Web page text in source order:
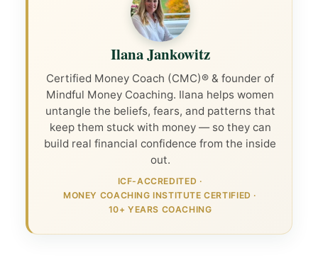
Ilana Jankowitz
Certified Money Coach (CMC)® & founder of
Mindful Money Coaching. Ilana helps women
untangle the beliefs, fears, and patterns that
keep them stuck with money — so they can
build real financial confidence from the inside
out.
ICF-ACCREDITED ·
MONEY COACHING INSTITUTE CERTIFIED ·
10+ YEARS COACHING